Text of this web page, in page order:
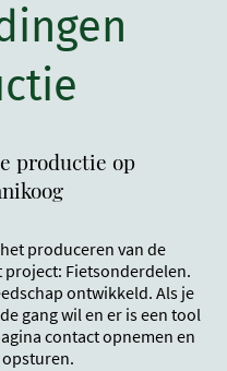
productie op
produceren van de
Fietsonderdelen.
ontwikkeld. Als je
gang wil en er is een tool
contact opnemen en